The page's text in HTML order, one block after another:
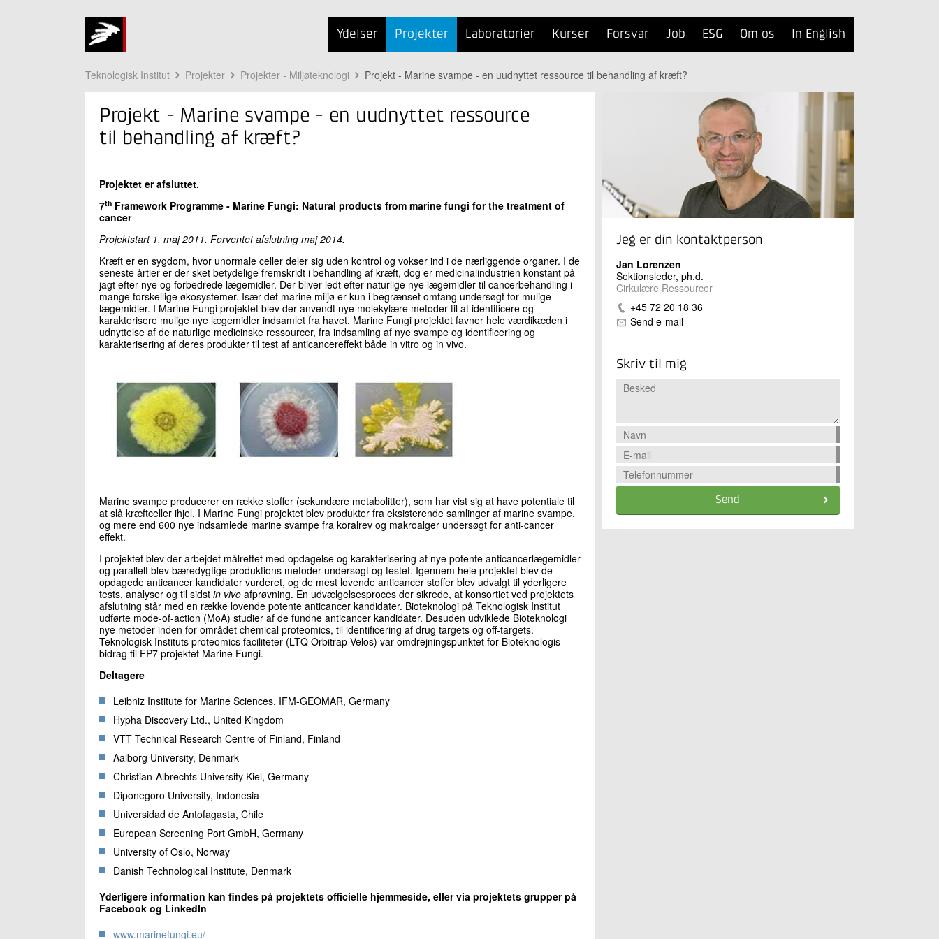
Ydelser Projekter Laboratorier Kurser Forsvar Job ESG Om os In English
Teknologisk Institut Projekter Projekter - Miljøteknologi Projekt - Marine svampe - en uudnyttet ressource til behandling af kræft?
Projekt - Marine svampe - en uudnyttet ressource
til behandling af kræft?
Projektet er afsluttet.
7th Framework Programme - Marine Fungi: Natural products from marine fungi for the treatment of
cancer
Projektstart 1. maj 2011. Forventet afslutning maj 2014.
Kræft er en sygdom, hvor unormale celler deler sig uden kontrol og vokser ind i de nærliggende organer. I de
seneste årtier er der sket betydelige fremskridt i behandling af kræft, dog er medicinalindustrien konstant på
jagt efter nye og forbedrede lægemidler. Der bliver ledt efter naturlige nye lægemidler til cancerbehandling i
mange forskellige økosystemer. Især det marine miljø er kun i begrænset omfang undersøgt for mulige
lægemidler. I Marine Fungi projektet blev der anvendt nye molekylære metoder til at identificere og
karakterisere mulige nye lægemidler indsamlet fra havet. Marine Fungi projektet favner hele værdikæden i
udnyttelse af de naturlige medicinske ressourcer, fra indsamling af nye svampe og identificering og
karakterisering af deres produkter til test af anticancereffekt både in vitro og in vivo.
Marine svampe producerer en række stoffer (sekundære metabolitter), som har vist sig at have potentiale til
at slå kræftceller ihjel. I Marine Fungi projektet blev produkter fra eksisterende samlinger af marine svampe,
og mere end 600 nye indsamlede marine svampe fra koralrev og makroalger undersøgt for anti-cancer
effekt.
I projektet blev der arbejdet målrettet med opdagelse og karakterisering af nye potente anticancerlægemidler
og parallelt blev bæredygtige produktions metoder undersøgt og testet. Igennem hele projektet blev de
opdagede anticancer kandidater vurderet, og de mest lovende anticancer stoffer blev udvalgt til yderligere
tests, analyser og til sidst in vivo afprøvning. En udvælgelsesproces der sikrede, at konsortiet ved projektets
afslutning står med en række lovende potente anticancer kandidater. Bioteknologi på Teknologisk Institut
udførte mode-of-action (MoA) studier af de fundne anticancer kandidater. Desuden udviklede Bioteknologi
nye metoder inden for området chemical proteomics, til identificering af drug targets og off-targets.
Teknologisk Instituts proteomics faciliteter (LTQ Orbitrap Velos) var omdrejningspunktet for Bioteknologis
bidrag til FP7 projektet Marine Fungi.
Deltagere
Leibniz Institute for Marine Sciences, IFM-GEOMAR, Germany
Hypha Discovery Ltd., United Kingdom
VTT Technical Research Centre of Finland, Finland
Aalborg University, Denmark
Christian-Albrechts University Kiel, Germany
Diponegoro University, Indonesia
Universidad de Antofagasta, Chile
European Screening Port GmbH, Germany
University of Oslo, Norway
Danish Technological Institute, Denmark
Yderligere information kan findes på projektets officielle hjemmeside, eller via projektets grupper på
Facebook og LinkedIn
www.marinefungi.eu/
Jeg er din kontaktperson
Jan Lorenzen
Sektionsleder, ph.d.
Cirkulære Ressourcer
+45 72 20 18 36
Send e-mail
Skriv til mig
Send